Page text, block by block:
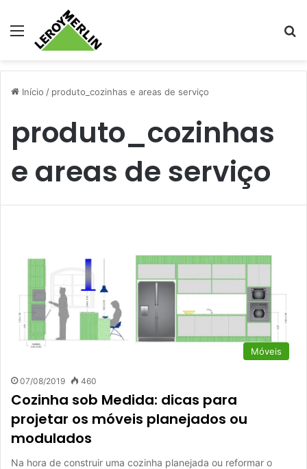
Menu
Início / produto_cozinhas e areas de serviço
produto_cozinhas
e areas de serviço
Móveis
07/08/2019 460
Cozinha sob Medida: dicas para
projetar os móveis planejados ou
modulados
Na hora de construir uma cozinha planejada ou reformar o